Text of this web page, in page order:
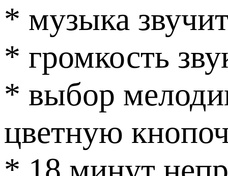
* музыка
* громкость
* выбор
цветную